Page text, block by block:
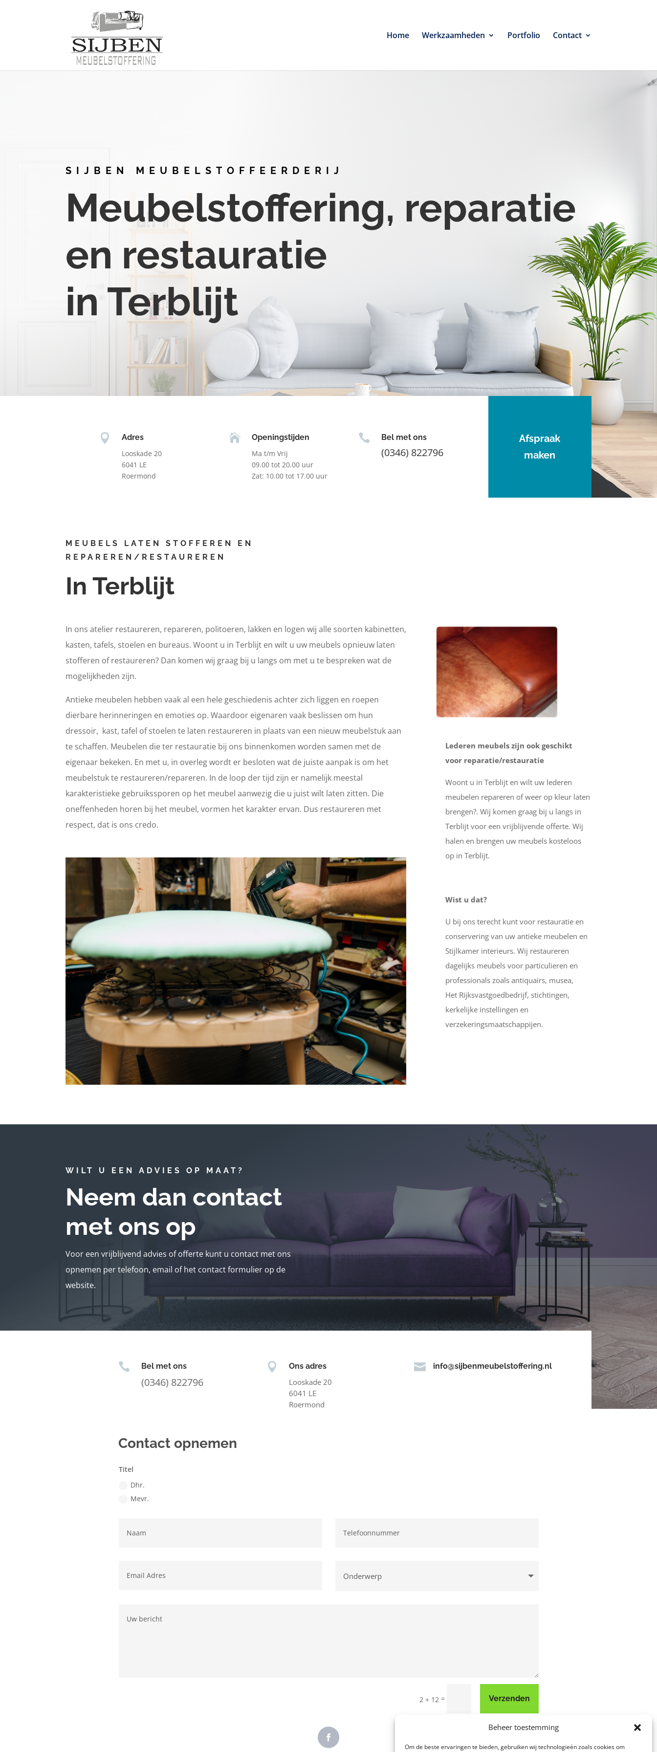
Beheer toestemming
Om de beste ervaringen te bieden, gebruiken wij technologieën zoals cookies om
Home Werkzaamheden Portfolio Contact
SIJBEN MEUBELSTOFFEERDERIJ
Meubelstoffering, reparatie
en restauratie
in Terblijt

Adres
Looskade 20
6041 LE
Roermond

Openingstijden
Ma t/m Vrij
09.00 tot 20.00 uur
Zat: 10.00 tot 17.00 uur
 Bel met ons
(0346) 822796
Afspraak
maken
MEUBELS LATEN STOFFEREN EN
REPAREREN/RESTAUREREN
In Terblijt
In ons atelier restaureren, repareren, politoeren, lakken en logen wij alle soorten kabinetten,
kasten, tafels, stoelen en bureaus. Woont u in Terblijt en wilt u uw meubels opnieuw laten
stofferen of restaureren? Dan komen wij graag bij u langs om met u te bespreken wat de
mogelijkheden zijn.
Antieke meubelen hebben vaak al een hele geschiedenis achter zich liggen en roepen
dierbare herinneringen en emoties op. Waardoor eigenaren vaak beslissen om hun
dressoir, kast, tafel of stoelen te laten restaureren in plaats van een nieuw meubelstuk aan
te schaffen. Meubelen die ter restauratie bij ons binnenkomen worden samen met de
eigenaar bekeken. En met u, in overleg wordt er besloten wat de juiste aanpak is om het
meubelstuk te restaureren/repareren. In de loop der tijd zijn er namelijk meestal
karakteristieke gebruikssporen op het meubel aanwezig die u juist wilt laten zitten. Die
oneffenheden horen bij het meubel, vormen het karakter ervan. Dus restaureren met
respect, dat is ons credo.
Lederen meubels zijn ook geschikt
voor reparatie/restauratie
Woont u in Terblijt en wilt uw lederen
meubelen repareren of weer op kleur laten
brengen?. Wij komen graag bij u langs in
Terblijt voor een vrijblijvende offerte. Wij
halen en brengen uw meubels kosteloos
op in Terblijt.
Wist u dat?
U bij ons terecht kunt voor restauratie en
conservering van uw antieke meubelen en
Stijlkamer interieurs. Wij restaureren
dagelijks meubels voor particulieren en
professionals zoals antiquairs, musea,
Het Rijksvastgoedbedrijf, stichtingen,
kerkelijke instellingen en
verzekeringsmaatschappijen.
WILT U EEN ADVIES OP MAAT?
Neem dan contact
met ons op
Voor een vrijblijvend advies of offerte kunt u contact met ons
opnemen per telefoon, email of het contact formulier op de
website.
 Bel met ons
(0346) 822796
 Ons adres
Looskade 20
6041 LE
Roermond
 info@sijbenmeubelstoffering.nl
Contact opnemen
Titel
Dhr.
Mevr.
2 + 12 = Verzenden